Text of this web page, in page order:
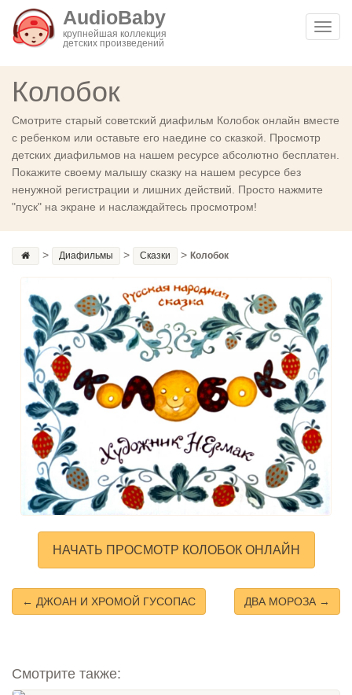
AudioBaby
крупнейшая коллекция
детских произведений
Колобок
Смотрите старый советский диафильм Колобок онлайн вместе
с ребенком или оставьте его наедине со сказкой. Просмотр
детских диафильмов на нашем ресурсе абсолютно бесплатен.
Покажите своему малышу сказку на нашем ресурсе без
ненужной регистрации и лишних действий. Просто нажмите
"пуск" на экране и наслаждайтесь просмотром!
> Диафильмы > Сказки > Колобок
НАЧАТЬ ПРОСМОТР КОЛОБОК ОНЛАЙН
← ДЖОАН И ХРОМОЙ ГУСОПАС ДВА МОРОЗА →
Смотрите также: